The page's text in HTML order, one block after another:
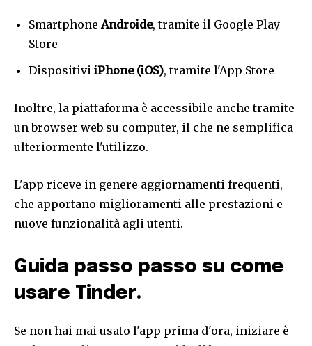
SmartphoneAndroide, tramite il Google Play
Store
Dispositivi iPhone (iOS), tramite l'App Store
Inoltre, la piattaforma è accessibile anche tramite
un browser web su computer, il che ne semplifica
ulteriormente l'utilizzo.
L'app riceve in genere aggiornamenti frequenti,
che apportano miglioramenti alle prestazioni e
nuove funzionalità agli utenti.
Guida passo passo su come
usare Tinder.
Se non hai mai usato l'app prima d'ora, iniziare è